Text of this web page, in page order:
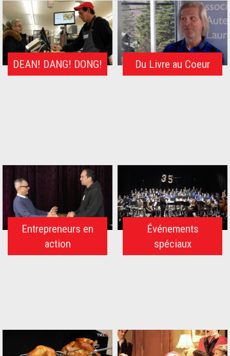
DEAN! DANG! DONG! Du Livre au Coeur
Entrepreneurs en
action
Événements
spéciaux